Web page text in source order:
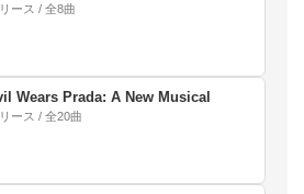
ース / 全8曲
Wears Prada: A New Musical
ース / 全20曲